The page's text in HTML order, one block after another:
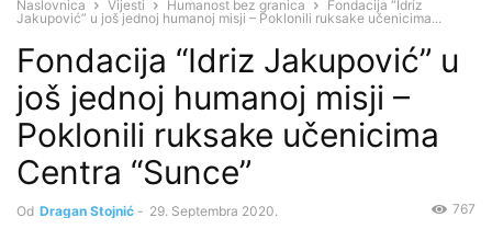
Naslovnica Vijesti Humanost bez granica
Fondacija “Idriz
Jakupović” u još jednoj humanoj misji – Poklonili ruksake učenicima...
Fondacija “Idriz Jakupović” u
još jednoj humanoj misji –
Poklonili ruksake učenicima
Centra “Sunce”
Od Dragan Stojnić - 29. Septembra 2020. 767